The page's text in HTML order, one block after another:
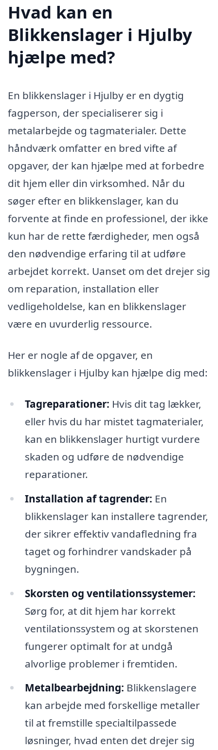
Hvad kan en
Blikkenslager i Hjulby
hjælpe med?
En blikkenslager i Hjulby er en dygtig
fagperson, der specialiserer sig i
metalarbejde og tagmaterialer. Dette
håndværk omfatter en bred vifte af
opgaver, der kan hjælpe med at forbedre
dit hjem eller din virksomhed. Når du
søger efter en blikkenslager, kan du
forvente at finde en professionel, der ikke
kun har de rette færdigheder, men også
den nødvendige erfaring til at udføre
arbejdet korrekt. Uanset om det drejer sig
om reparation, installation eller
vedligeholdelse, kan en blikkenslager
være en uvurderlig ressource.
Her er nogle af de opgaver, en
blikkenslager i Hjulby kan hjælpe dig med:
Tagreparationer: Hvis dit tag lækker,
eller hvis du har mistet tagmaterialer,
kan en blikkenslager hurtigt vurdere
skaden og udføre de nødvendige
reparationer.
Installation af tagrender: En
blikkenslager kan installere tagrender,
der sikrer effektiv vandafledning fra
taget og forhindrer vandskader på
bygningen.
Skorsten og ventilationssystemer:
Sørg for, at dit hjem har korrekt
ventilationssystem og at skorstenen
fungerer optimalt for at undgå
alvorlige problemer i fremtiden.
Metalbearbejdning: Blikkenslagere
kan arbejde med forskellige metaller
til at fremstille specialtilpassede
løsninger, hvad enten det drejer sig